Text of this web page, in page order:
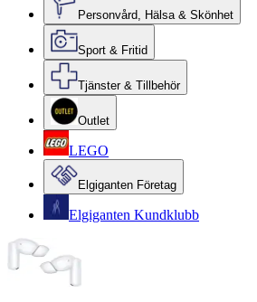
Personvård, Hälsa & Skönhet
Sport & Fritid
Tjänster & Tillbehör
Outlet
LEGO
Elgiganten Företag
Elgiganten Kundklubb